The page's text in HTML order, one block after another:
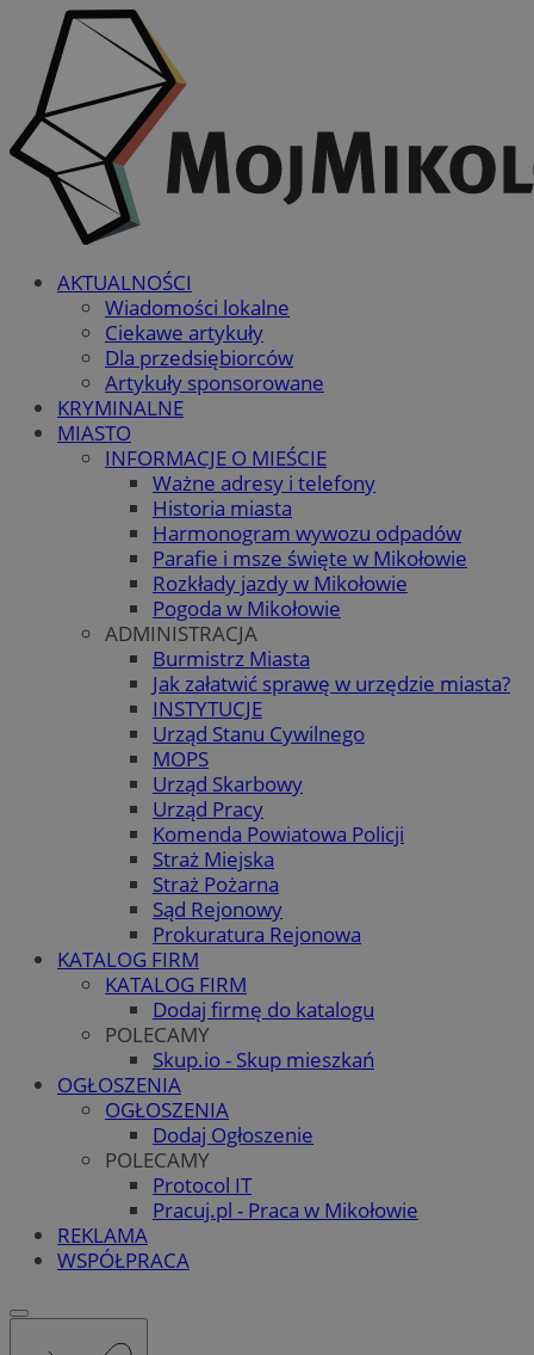
AKTUALNOŚCI
Wiadomości lokalne
Ciekawe artykuły
Dla przedsiębiorców
Artykuły sponsorowane
KRYMINALNE
MIASTO
INFORMACJE O MIEŚCIE
Ważne adresy i telefony
Historia miasta
Harmonogram wywozu odpadów
Parafie i msze święte w Mikołowie
Rozkłady jazdy w Mikołowie
Pogoda w Mikołowie
ADMINISTRACJA
Burmistrz Miasta
Jak załatwić sprawę w urzędzie miasta?
INSTYTUCJE
Urząd Stanu Cywilnego
MOPS
Urząd Skarbowy
Urząd Pracy
Komenda Powiatowa Policji
Straż Miejska
Straż Pożarna
Sąd Rejonowy
Prokuratura Rejonowa
KATALOG FIRM
KATALOG FIRM
Dodaj firmę do katalogu
POLECAMY
Skup.io - Skup mieszkań
OGŁOSZENIA
OGŁOSZENIA
Dodaj Ogłoszenie
POLECAMY
Protocol IT
Pracuj.pl - Praca w Mikołowie
REKLAMA
WSPÓŁPRACA